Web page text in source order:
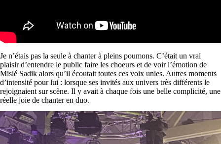
Je n’étais pas la seule à chanter à pleins poumons. C’était un vrai
plaisir d’entendre le public faire les choeurs et de voir l’émotion de
Misié Sadik alors qu’il écoutait toutes ces voix unies. Autres moments
d’intensité pour lui : lorsque ses invités aux univers très différents le
rejoignaient sur scène. Il y avait à chaque fois une belle complicité, une
réelle joie de chanter en duo.